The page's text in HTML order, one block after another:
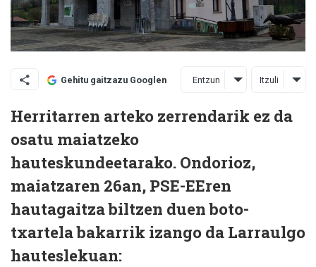
Gehitu gaitzazu Googlen Entzun Itzuli
Herritarren arteko zerrendarik ez da
osatu maiatzeko
hauteskundeetarako. Ondorioz,
maiatzaren 26an, PSE-EEren
hautagaitza biltzen duen boto-
txartela bakarrik izango da Larraulgo
hauteslekuan: